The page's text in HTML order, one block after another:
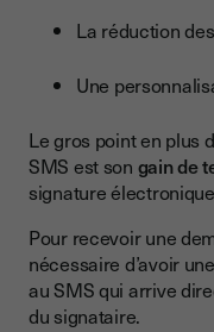
La réduction
Une
Le gros point en plus
SMS est son gain de
signature
Pour recevoir une
nécessaire d’avoir
au SMS qui arrive
du signataire.